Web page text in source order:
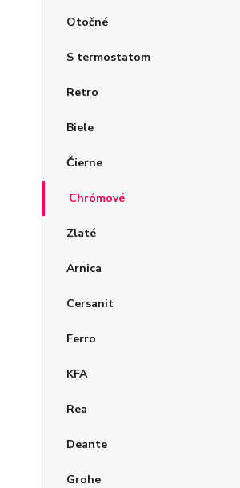
Otočné
S termostatom
Retro
Biele
Čierne
Chrómové
Zlaté
Arnica
Cersanit
Ferro
KFA
Rea
Deante
Grohe